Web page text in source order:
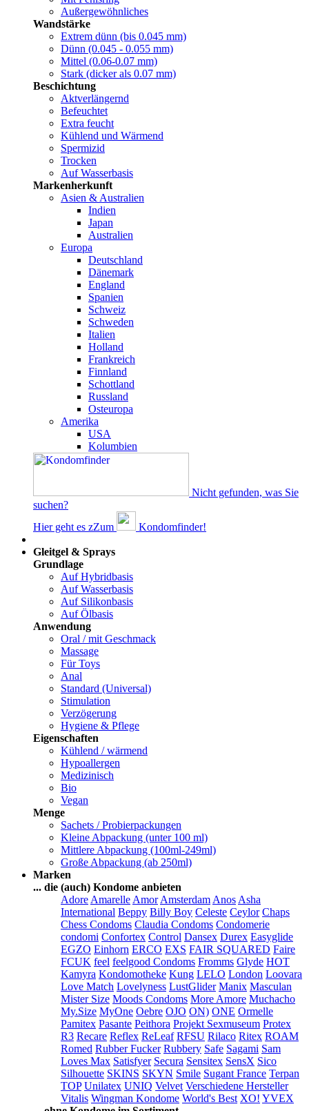
Außergewöhnliches
Wandstärke
Extrem dünn (bis 0.045 mm)
Dünn (0.045 - 0.055 mm)
Mittel (0.06-0.07 mm)
Stark (dicker als 0.07 mm)
Beschichtung
Aktverlängernd
Befeuchtet
Extra feucht
Kühlend und Wärmend
Spermizid
Trocken
Auf Wasserbasis
Markenherkunft
Asien & Australien
Indien
Japan
Australien
Europa
Deutschland
Dänemark
England
Spanien
Schweiz
Schweden
Italien
Holland
Frankreich
Finnland
Schottland
Russland
Osteuropa
Amerika
USA
Kolumbien
Nicht gefunden, was Sie
suchen?
Hier geht es zZum
Kondomfinder!
Gleitgel & Sprays
Grundlage
Auf Hybridbasis
Auf Wasserbasis
Auf Silikonbasis
Auf Ölbasis
Anwendung
Oral / mit Geschmack
Massage
Für Toys
Anal
Standard (Universal)
Stimulation
Verzögerung
Hygiene & Pflege
Eigenschaften
Kühlend / wärmend
Hypoallergen
Medizinisch
Bio
Vegan
Menge
Sachets / Probierpackungen
Kleine Abpackung (unter 100 ml)
Mittlere Abpackung (100ml-249ml)
Große Abpackung (ab 250ml)
Marken
... die (auch) Kondome anbieten
Adore Amarelle Amor Amsterdam Anos Asha
International Beppy Billy Boy Celeste Ceylor Chaps
Chess Condoms Claudia Condoms Condomerie
condomi Confortex Control Dansex Durex Easyglide
EGZO Einhorn ERCO EXS FAIR SQUARED Faire
FCUK feel feelgood Condoms Fromms Glyde HOT
Kamyra Kondomotheke Kung LELO London Loovara
Love Match Lovelyness LustGlider Manix Masculan
Mister Size Moods Condoms More Amore Muchacho
My.Size MyOne Oebre OJO ON) ONE Ormelle
Pamitex Pasante Peithora Projekt Sexmuseum Protex
R3 Recare Reflex ReLeaf RFSU Rilaco Ritex ROAM
Romed Rubber Fucker Rubbery Safe Sagami Sam
Loves Max Satisfyer Secura Sensitex SensX Sico
Silhouette SKINS SKYN Smile Sugant France Terpan
TOP Unilatex UNIQ Velvet Verschiedene Hersteller
Vitalis Wingman Kondome World's Best XO! YVEX